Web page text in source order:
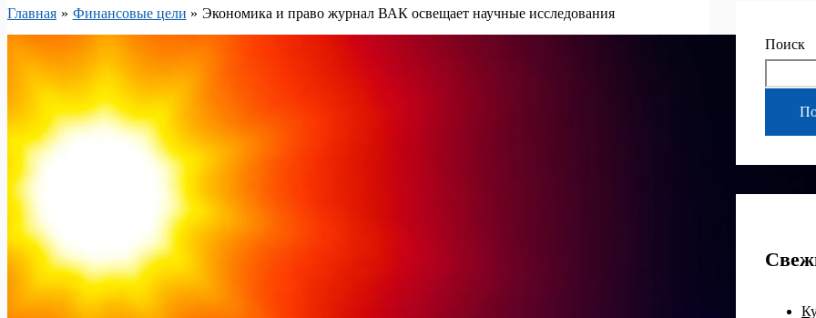
Главная Финансовые цели Экономика и право журнал ВАК освещает научные исследования
Поиск